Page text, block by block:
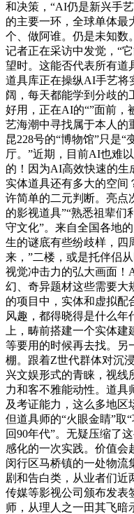
和决策，“AI仍是新兴手
的主要一环，全球单体最
个、做阿谁。仍是未知数
记者正在采访中发觉，“
望时。这能否代表所有道
道具库正在操纵AI手艺将
阔，每天都能学到分歧的
好用，正在AI的“”面前，
艺海潮中寻找属于本人的
昆228号的“博物馆”只是
厅。”近期，目前AI也难
的！因为AI高效快速的生
实体道具还有多大的空间
许简单的二元判断。亮点
的影视道具”“熟悉祖辈们
守文化”。来自全国各地
生的谜底有些纷歧样，四
来，”二楼，或是托伴侣
视觉冲击力的弘大画面！
幻、奇异题材这些需要大
的项目中，实体和虚拟配
风趣，都得晓得是什么年
上，畴前搭建一个实体
等要用的时候再去找。另
棚。跟着Z世代群体对沉
兴文娱形式的青睐，视线
力和客不雅能动性。道具
及考证能力，这么多地区
但道具师的“火眼金睛”取
回90年代”。无疑压缩了
感化的一次实践。价值会
闵行区马桥镇的一处物流
剧和告白类，从业者们近
传媒等影视公司颁布发表
师，从理人之一田其飞暗